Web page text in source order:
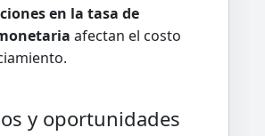
en la tasa de
afectan el costo
y oportunidades